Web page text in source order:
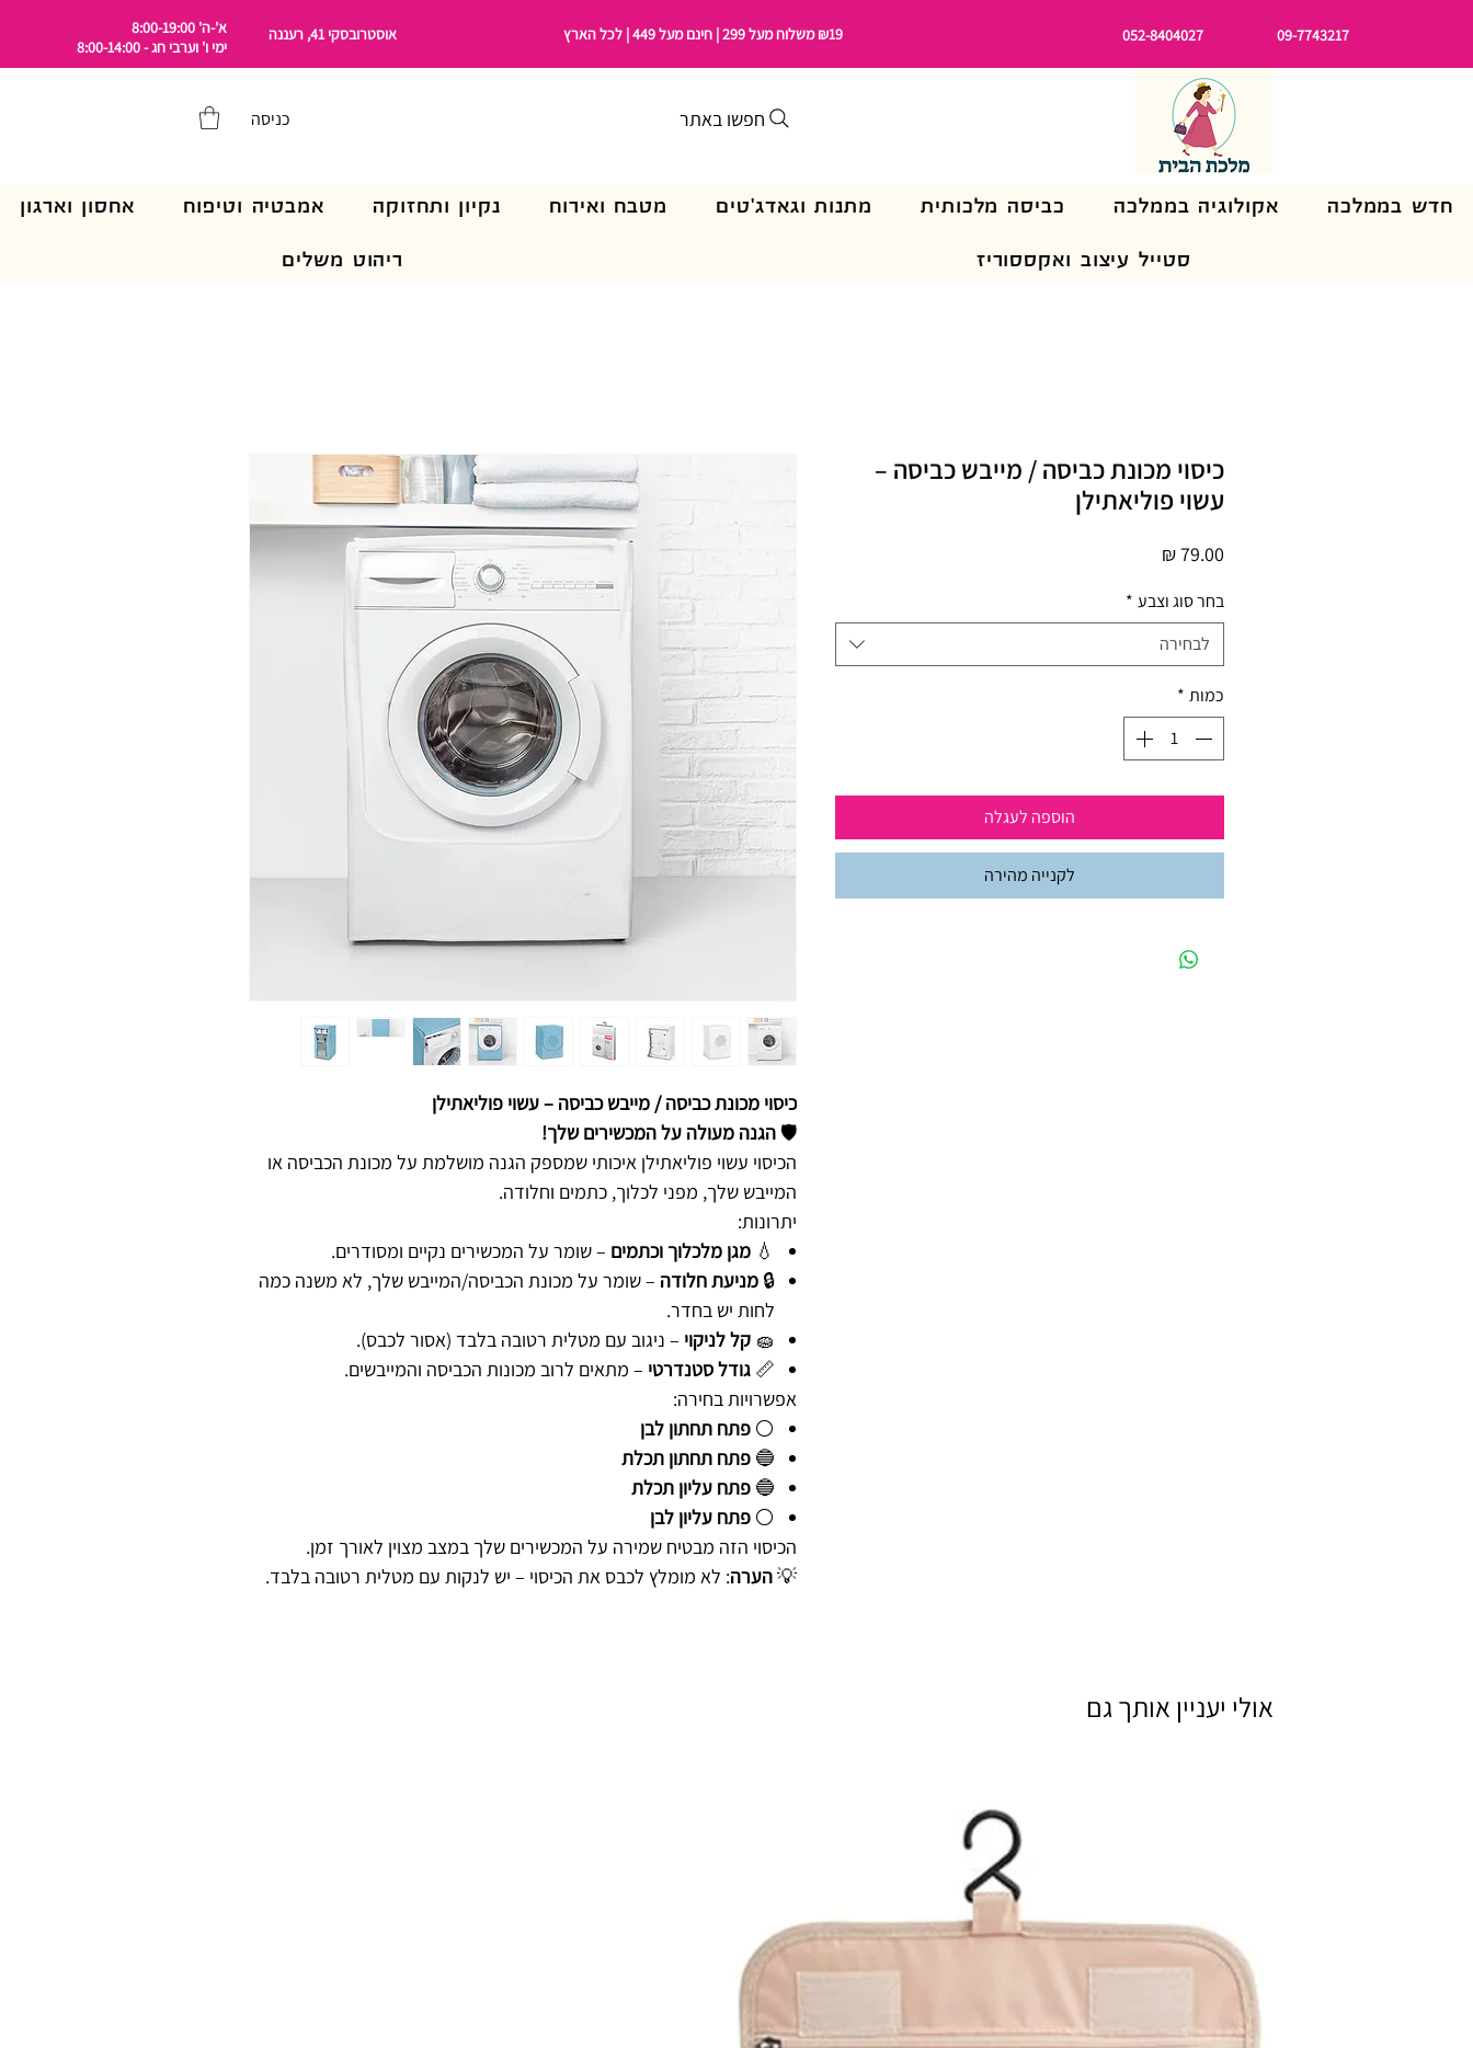
א'-ה' 8:00-19:00
ימי ו' וערבי חג - 8:00-14:00
אוסטרובסקי 41, רעננה ₪19 משלוח מעל 299 | חינם מעל 449 | לכל הארץ 052-8404027 09-7743217
כניסה
חדש בממלכה אקולוגיה בממלכה כביסה מלכותית מתנות וגאדג'טים מטבח ואירוח נקיון ותחזוקה אמבטיה וטיפוח אחסון וארגון
סטייל עיצוב ואקססוריז ריהוט משלים
חפשו באתר
כיסוי מכונת כביסה / מייבש כביסה – עשוי פוליאתילן
🛡️ הגנה מעולה על המכשירים שלך!
הכיסוי עשוי פוליאתילן איכותי שמספק הגנה מושלמת על מכונת הכביסה או
המייבש שלך, מפני לכלוך, כתמים וחלודה.
יתרונות:
💧 מגן מלכלוך וכתמים – שומר על המכשירים נקיים ומסודרים.
🔒 מניעת חלודה – שומר על מכונת הכביסה/המייבש שלך, לא משנה כמה
לחות יש בחדר.
🧽 קל לניקוי – ניגוב עם מטלית רטובה בלבד (אסור לכבס).
📏 גודל סטנדרטי – מתאים לרוב מכונות הכביסה והמייבשים.
אפשרויות בחירה:
⚪ פתח תחתון לבן
🔵 פתח תחתון תכלת
🔵 פתח עליון תכלת
⚪ פתח עליון לבן
הכיסוי הזה מבטיח שמירה על המכשירים שלך במצב מצוין לאורך זמן.
💡הערה: לא מומלץ לכבס את הכיסוי – יש לנקות עם מטלית רטובה בלבד.
כיסוי מכונת כביסה / מייבש כביסה –
עשוי פוליאתילן
בחר סוג וצבע *
לבחירה
כמות *
הוספה לעגלה
לקנייה מהירה
אולי יעניין אותך גם